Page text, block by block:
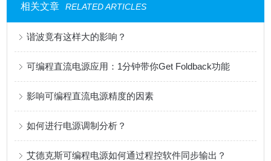
相关文章 RELATED ARTICLES
谐波竟有这样大的影响？
可编程直流电源应用：1分钟带你Get Foldback功能
影响可编程直流电源精度的因素
如何进行电源调制分析？
艾德克斯可编程电源如何通过程控软件同步输出？